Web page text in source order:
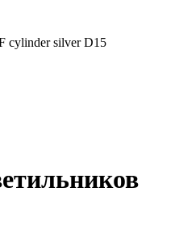
cylinder silver D15